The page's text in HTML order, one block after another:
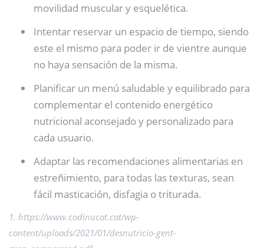
movilidad muscular y esquelética.
Intentar reservar un espacio de tiempo, siendo
este el mismo para poder ir de vientre aunque
no haya sensación de la misma.
Planificar un menú saludable y equilibrado para
complementar el contenido energético
nutricional aconsejado y personalizado para
cada usuario.
Adaptar las recomendaciones alimentarias en
estreñimiento, para todas las texturas, sean
fácil masticación, disfagia o triturada.
1. https://www.codinucat.cat/wp-
content/uploads/2021/01/desnutricio-gent-